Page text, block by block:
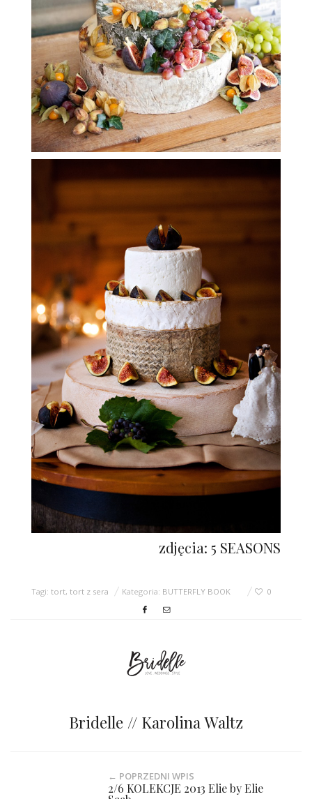
zdjęcia: 5 SEASONS
Tagi:tort,tort z sera Kategoria: BUTTERFLY BOOK 0
Bridelle // Karolina Waltz
← POPRZEDNI WPIS
2/6 KOLEKCJE 2013 Elie by Elie